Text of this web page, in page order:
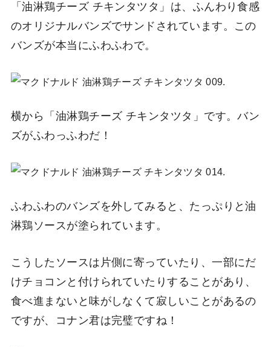
「油淋鶏チーズ チキンタツタ」は、ふんわり食感
のオリジナルバンズでサンドされています。この
バンズが本当にふわふわで。
横から「油淋鶏チーズ チキンタツタ」です。バン
ズがふわっふわだ！
ふわふわのバンズを外してみると、たっぷりと油
淋鶏ソースが塗られています。
こうしたソースは片側に寄っていたり、一部にだ
けチョコンと付けられていたりすることがあり、
食べ進まないと味がしなくて寂しいことがあるの
ですが、コナン君は完璧ですね！